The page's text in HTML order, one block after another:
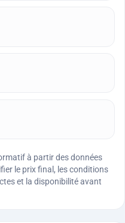
à partir des données
le prix final, les conditions
et la disponibilité avant